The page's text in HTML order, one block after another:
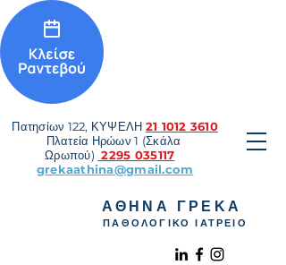
ΑΘΗΝΑ ΓΡΕΚΑ
ΠΑΘΟΛΟΓΙΚΟ ΙΑΤΡΕΙΟ
Πατησίων 122, ΚΥΨΕΛΗ 21 1012 3610
Πλατεία Ηρώων 1 (Σκάλα
Ωρωπού) 2295 035117
grekaathina@gmail.com